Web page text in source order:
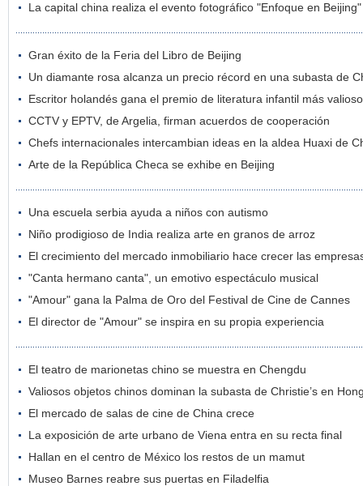
La capital china realiza el evento fotográfico "Enfoque en Beijing"
Gran éxito de la Feria del Libro de Beijing
Un diamante rosa alcanza un precio récord en una subasta de
Escritor holandés gana el premio de literatura infantil más
CCTV y EPTV, de Argelia, firman acuerdos de cooperación
Chefs internacionales intercambian ideas en la aldea Huaxi de
Arte de la República Checa se exhibe en Beijing
Una escuela serbia ayuda a niños con autismo
Niño prodigioso de India realiza arte en granos de arroz
El crecimiento del mercado inmobiliario hace crecer las
"Canta hermano canta", un emotivo espectáculo musical
"Amour" gana la Palma de Oro del Festival de Cine de Cannes
El director de "Amour" se inspira en su propia experiencia
El teatro de marionetas chino se muestra en Chengdu
Valiosos objetos chinos dominan la subasta de Christie’s en
El mercado de salas de cine de China crece
La exposición de arte urbano de Viena entra en su recta final
Hallan en el centro de México los restos de un mamut
Museo Barnes reabre sus puertas en Filadelfia